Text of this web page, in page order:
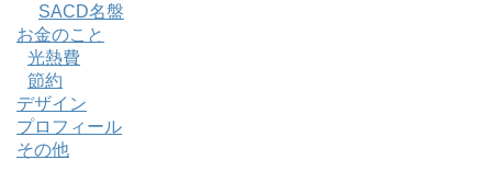
SACD名盤
お金のこと
光熱費
節約
デザイン
プロフィール
その他